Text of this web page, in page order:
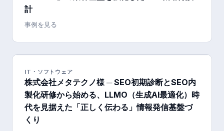
計
事例を見る
IT・ソフトウェア
株式会社メタテクノ様 ─ SEO初期診断とSEO内
製化研修から始める、LLMO（生成AI最適化）時
代を見据えた「正しく伝わる」情報発信基盤づ
くり